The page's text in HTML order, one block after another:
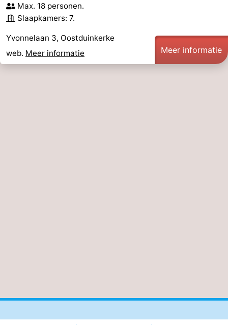
West-
Vlaanderen
-
Brugge
-
Max. 18 personen.
Slaapkamers: 7.
Yvonnelaan 3, Oostduinkerke
web. Meer informatie Meer informatie